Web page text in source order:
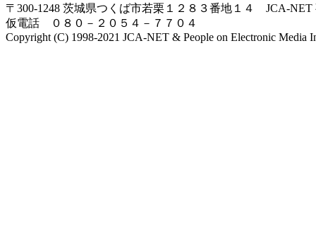
〒300-1248 茨城県つくば市若栗１２８３番地１４ JCA-NET
仮電話 ０８０－２０５４－７７０４
Copyright (C) 1998-2021 JCA-NET & People on Electronic Media